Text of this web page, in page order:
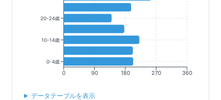
0 90 180 270 360
20-24歳
10-14歳
0-4歳
データテーブルを表示